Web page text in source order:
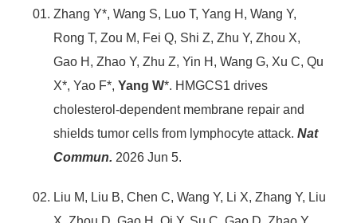
Zhang Y*, Wang S, Luo T, Yang H, Wang Y,
Rong T, Zou M, Fei Q, Shi Z, Zhu Y, Zhou X,
Gao H, Zhao Y, Zhu Z, Yin H, Wang G, Xu C, Qu
X*, Yao F*,Yang W*. HMGCS1 drives
cholesterol-dependent membrane repair and
shields tumor cells from lymphocyte attack. Nat
Commun. 2026 Jun 5.
Liu M, Liu B, Chen C, Wang Y, Li X, Zhang Y, Liu